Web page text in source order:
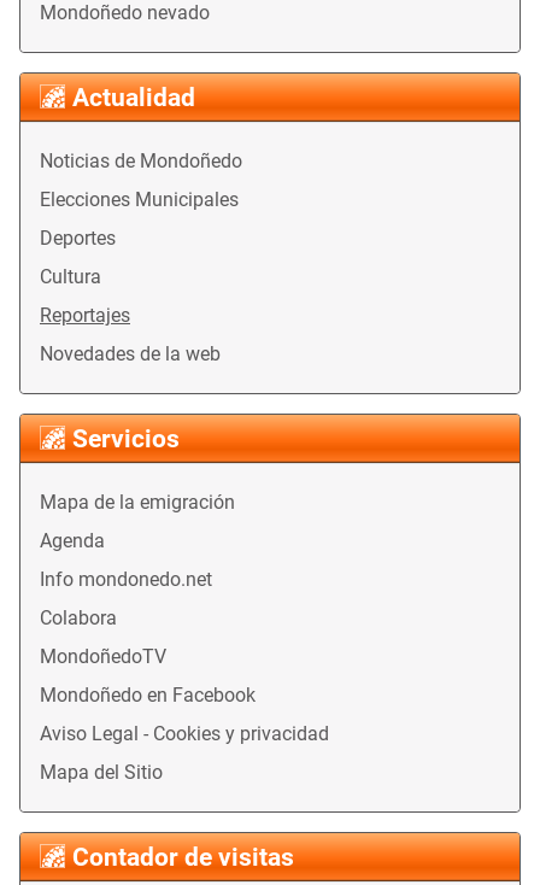
Mondoñedo nevado
Actualidad
Noticias de Mondoñedo
Elecciones Municipales
Deportes
Cultura
Reportajes
Novedades de la web
Servicios
Mapa de la emigración
Agenda
Info mondonedo.net
Colabora
MondoñedoTV
Mondoñedo en Facebook
Aviso Legal - Cookies y privacidad
Mapa del Sitio
Contador de visitas